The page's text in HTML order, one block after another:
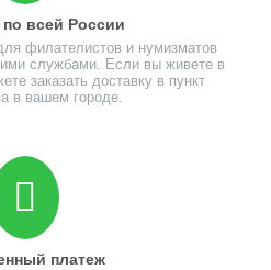
по всей России
филателистов и нумизматов
службами. Если вы живете в
заказать доставку в пункт
в вашем городе.
платеж